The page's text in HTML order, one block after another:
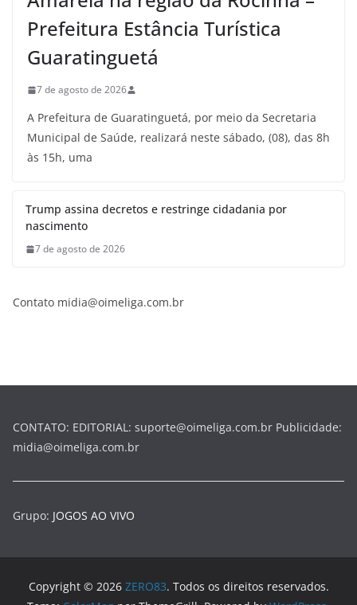
Prefeitura Estância Turística
Guaratinguetá
7 de agosto de 2026
A Prefeitura de Guaratinguetá, por meio da Secretaria
Municipal de Saúde, realizará neste sábado, (08), das 8h
às 15h, uma
Trump assina decretos e restringe cidadania por
nascimento
7 de agosto de 2026
Contato midia@oimeliga.com.br
CONTATO: EDITORIAL: suporte@oimeliga.com.br Publicidade:
midia@oimeliga.com.br
Grupo: JOGOS AO VIVO
Copyright © 2026 ZERO83. Todos os direitos reservados.